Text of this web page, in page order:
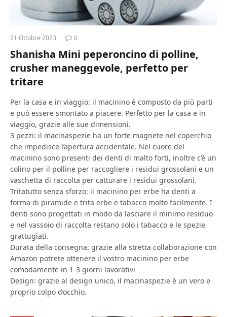
21 Ottobre 2023 0
Shanisha Mini peperoncino di polline,
crusher maneggevole, perfetto per
tritare
Per la casa e in viaggio: il macinino è composto da più parti
e può essere smontato a piacere. Perfetto per la casa e in
viaggio, grazie alle sue dimensioni.
3 pezzi: il macinaspezie ha un forte magnete nel coperchio
che impedisce l’apertura accidentale. Nel cuore del
macinino sono presenti dei denti di malto forti, inoltre c’è un
colino per il polline per raccogliere i residui grossolani e un
vaschetta di raccolta per catturare i residui grossolani.
Tritatutto senza sforzo: il macinino per erbe ha denti a
forma di piramide e trita erbe e tabacco molto facilmente. I
denti sono progettati in modo da lasciare il minimo residuo
e nel vassoio di raccolta restano solo i tabacco e le spezie
grattugiati.
Durata della consegna: grazie alla stretta collaborazione con
Amazon potrete ottenere il vostro macinino per erbe
comodamente in 1-3 giorni lavorativi
Design: grazie al design unico, il macinaspezie è un vero e
proprio colpo d’occhio.